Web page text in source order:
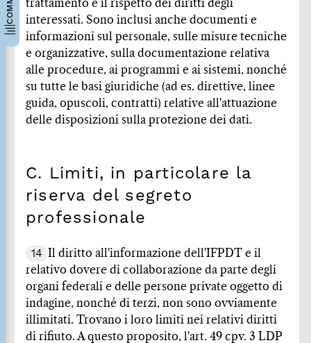
trattamento e il rispetto dei diritti degli
interessati. Sono inclusi anche documenti e
informazioni sul personale, sulle misure tecniche
e organizzative, sulla documentazione relativa
alle procedure, ai programmi e ai sistemi, nonché
su tutte le basi giuridiche (ad es. direttive, linee
guida, opuscoli, contratti) relative all'attuazione
delle disposizioni sulla protezione dei dati.
C. Limiti, in particolare la
riserva del segreto
professionale
14
Il diritto all'informazione dell'IFPDT e il
relativo dovere di collaborazione da parte degli
organi federali e delle persone private oggetto di
indagine, nonché di terzi, non sono ovviamente
illimitati. Trovano i loro limiti nei relativi diritti
di rifiuto. A questo proposito, l'art. 49 cpv. 3 LDP